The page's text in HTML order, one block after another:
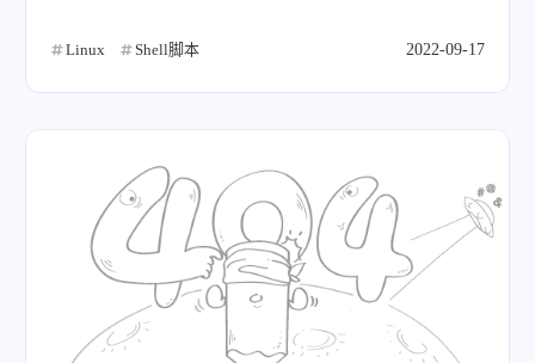
Linux Shell脚本 2022-09-17